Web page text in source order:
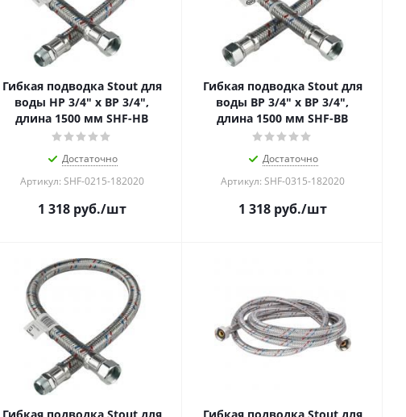
Гибкая подводка Stout для
воды НР 3/4" х ВР 3/4",
длина 1500 мм SHF-НB
Достаточно
Артикул: SHF-0215-182020
1 318руб./шт
Гибкая подводка Stout для
воды ВР 3/4" х ВР 3/4",
длина 1500 мм SHF-ВB
Достаточно
Артикул: SHF-0315-182020
1 318руб./шт